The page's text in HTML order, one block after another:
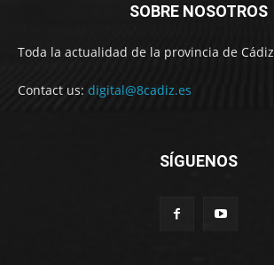
SOBRE NOSOTROS
Toda la actualidad de la provincia de Cádiz
Contact us: digital@8cadiz.es
SÍGUENOS